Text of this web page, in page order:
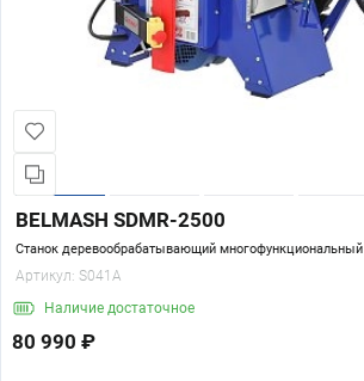
BELMASH SDMR-2500
Станок деревообрабатывающий многофункциональный
Артикул: S041A
Наличие достаточное
80 990 ₽